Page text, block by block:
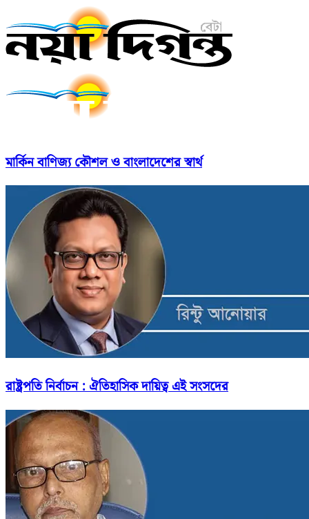
মার্কিন বাণিজ্য কৌশল ও বাংলাদেশের স্বার্থ
রাষ্ট্রপতি নির্বাচন : ঐতিহাসিক দায়িত্ব এই সংসদের